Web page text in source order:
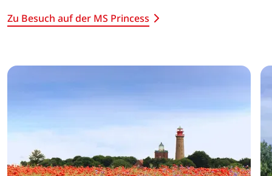
Zu Besuch auf der MS Princess